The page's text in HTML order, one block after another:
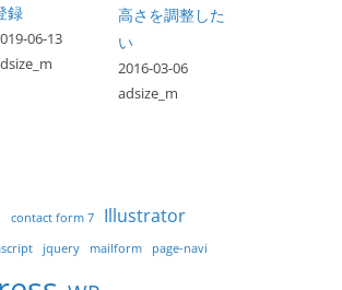
録
06-13
高さを調整した
い
2016-03-06
adsize_m
contact form 7 Illustrator
jquery mailform page-navi